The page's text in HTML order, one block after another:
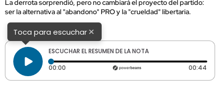
La derrota sorprendió, pero no cambiará el proyecto del partido:
ser la alternativa al "abandono" PRO y la "crueldad" libertaria.
Toca para escuchar×
ESCUCHAR EL RESUMEN DE LA NOTA
00:00 Tiempo transcurrido: 0 segundos 00:44